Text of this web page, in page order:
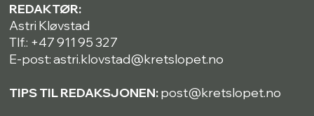
REDAKTØR:
Astri Kløvstad
Tlf.: +47 911 95 327
E-post: astri.klovstad@kretslopet.no
TIPS TIL REDAKSJONEN:post@kretslopet.no